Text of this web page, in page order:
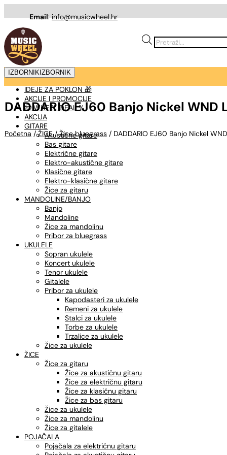
Email: info@musicwheel.hr
Products
search
IZBORNIK IZBORNIK
IDEJE ZA POKLON 🎁
AKCIJE I PROMOCIJE
🤠 WHEEL DEAL %
AKCIJA
GITARE
Akustične gitare
Bas gitare
Električne gitare
Elektro-akustične gitare
Klasične gitare
Elektro-klasične gitare
Žice za gitaru
MANDOLINE/BANJO
Banjo
Mandoline
Žice za mandolinu
Pribor za bluegrass
UKULELE
Sopran ukulele
Koncert ukulele
Tenor ukulele
Gitalele
Pribor za ukulele
Kapodasteri za ukulele
Remeni za ukulele
Stalci za ukulele
Torbe za ukulele
Trzalice za ukulele
Žice za ukulele
ŽICE
Žice za gitaru
Žice za akustičnu gitaru
Žice za električnu gitaru
Žice za klasičnu gitaru
Žice za bas gitaru
Žice za ukulele
Žice za mandolinu
Žice za gitalele
POJAČALA
Pojačala za električnu gitaru
DADDARIO EJ60 Banjo Nickel
Početna /ŽICE/Žice bluegrass / DADDARIO EJ60 Banjo Nickel